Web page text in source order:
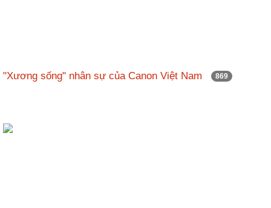
"Xương sống" nhân sự của Canon Việt Nam 869